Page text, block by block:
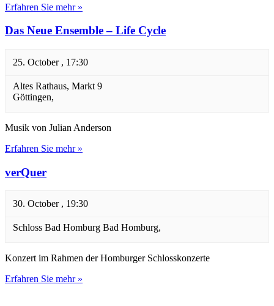
Erfahren Sie mehr »
Das Neue Ensemble – Life Cycle
25. October , 17:30
Altes Rathaus, Markt 9
Göttingen,
Musik von Julian Anderson
Erfahren Sie mehr »
verQuer
30. October , 19:30
Schloss Bad Homburg Bad Homburg,
Konzert im Rahmen der Homburger Schlosskonzerte
Erfahren Sie mehr »